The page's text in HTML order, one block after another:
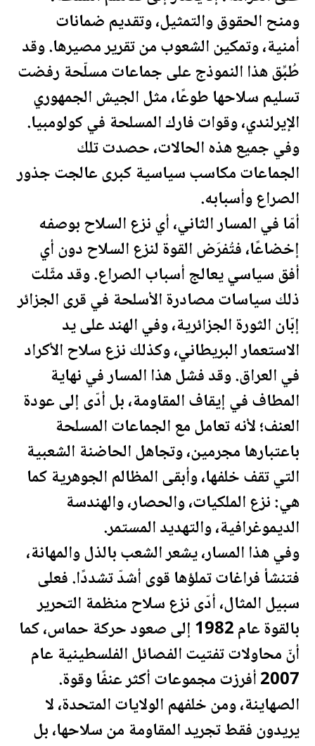
ومنح الحقوق والتمثيل، وتقديم ضمانات
أمنية، وتمكين الشعوب من تقرير مصيرها. وقد
طُبِّق هذا النموذج على جماعات مسلّحة رفضت
تسليم سلاحها طوعًا، مثل الجيش الجمهوري
الإيرلندي، وقوات فارك المسلحة في كولومبيا.
وفي جميع هذه الحالات، حصدت تلك
الجماعات مكاسب سياسية كبرى عالجت جذور
الصراع وأسبابه.
أمّا في المسار الثاني، أي نزع السلاح بوصفه
إخضاعًا، فتُفرَض القوة لنزع السلاح دون أي
أفق سياسي يعالج أسباب الصراع. وقد مثّلت
ذلك سياسات مصادرة الأسلحة في قرىالجزائر
إبّان الثورةالجزائرية، وفي الهند على يد
الاستعمار البريطاني، وكذلك نزع سلاح الأكراد
فيالعراق. وقد فشل هذا المسار في نهاية
المطاف في إيقاف المقاومة، بل أدّى إلى عودة
العنف؛ لأنه تعامل مع الجماعات المسلحة
باعتبارها مجرمين، وتجاهل الحاضنة الشعبية
التي تقف خلفها، وأبقى المظالم الجوهرية كما
هي: نزع الملكيات، والحصار، والهندسة
الديموغرافية، والتهديد المستمر.
وفي هذا المسار، يشعر الشعب بالذل والمهانة،
فتنشأ فراغات تملؤها قوى أشدّ تشددًا. فعلى
سبيل المثال، أدّى نزع سلاح منظمة التحرير
بالقوة عام 1982 إلى صعود حركة حماس، كما
أنّ محاولات تفتيت الفصائل الفلسطينية عام
2007 أفرزت مجموعات أكثر عنفًا وقوة.
الصهاينة، ومن خلفهمالولايات المتحدة، لا
يريدون فقط تجريد المقاومة من سلاحها، بل